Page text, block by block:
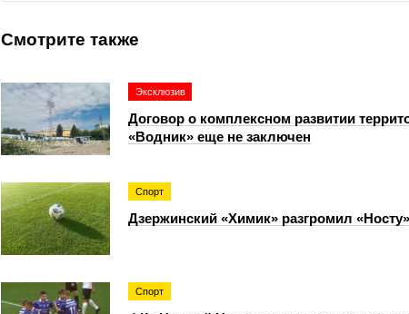
Смотрите также
Эксклюзив
Договор о комплексном развитии
«Водник» еще не заключен
Спорт
Дзержинский «Химик» разгромил
Спорт